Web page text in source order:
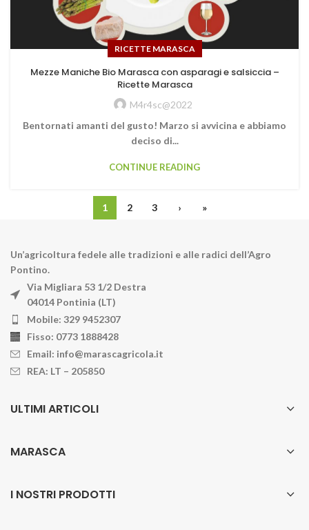
RICETTE MARASCA
Mezze Maniche Bio Marasca con asparagi e salsiccia –
Ricette Marasca
M4r4sc@2022
Bentornati amanti del gusto! Marzo si avvicina e abbiamo
deciso di...
CONTINUE READING
1 2 3 › »
Un’agricoltura fedele alle tradizioni e alle radici dell’Agro
Pontino.
Via Migliara 53 1/2 Destra
04014 Pontinia (LT)
Mobile: 329 9452307
Fisso: 0773 1888428
Email: info@marascagricola.it
REA: LT – 205850
ULTIMI ARTICOLI
MARASCA
I NOSTRI PRODOTTI